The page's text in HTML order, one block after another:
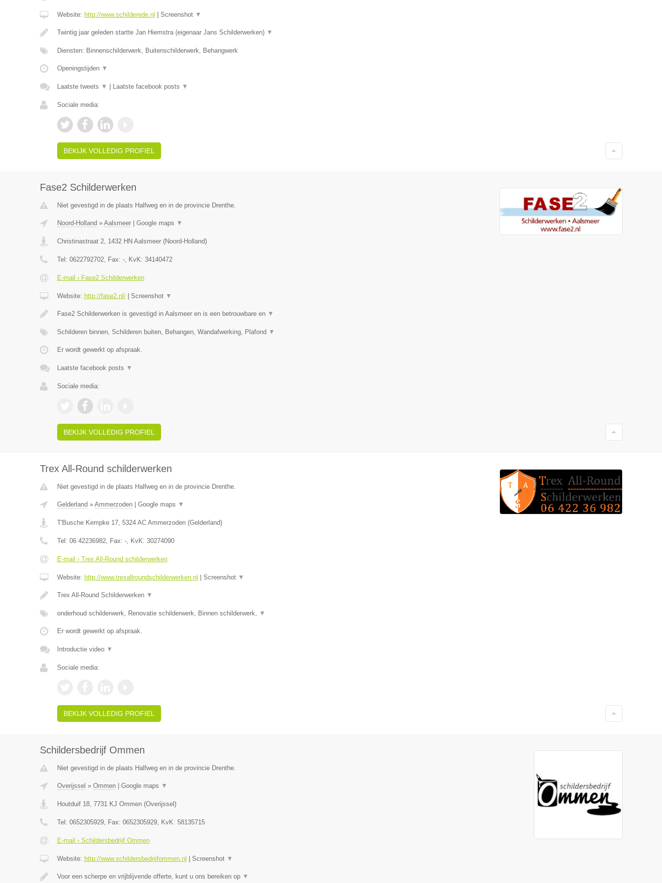
Website: http://www.schilderede.nl Screenshot ▼
Twintig jaar geleden startte Jan Hiemstra (eigenaar Jans Schilderwerken) ▼
Diensten: Binnenschilderwerk, Buitenschilderwerk, Behangwerk
Openingstijden ▼
Laatste tweets ▼ Laatste facebook posts ▼
Sociale media:
BEKIJK VOLLEDIG PROFIEL
Fase2 Schilderwerken
Niet gevestigd in de plaats Halfweg en in de provincie Drenthe.
Noord-Holland » Aalsmeer| Google maps ▼
Christinastraat 2, 1432 HN Aalsmeer(Noord-Holland)
Tel: 0622792702, Fax: -, KvK: 34140472
E-mail › Fase2 Schilderwerken
Website: http://fase2.nl/| Screenshot ▼
Fase2 Schilderwerken is gevestigd in Aalsmeer en is een betrouwbare en ▼
Schilderen binnen, Schilderen buiten, Behangen, Wandafwerking, Plafond ▼
Er wordt gewerkt op afspraak.
Laatste facebook posts ▼
Sociale media:
BEKIJK VOLLEDIG PROFIEL
Trex All-Round schilderwerken
Niet gevestigd in de plaats Halfweg en in de provincie Drenthe.
Gelderland » Ammerzoden| Google maps ▼
T'Busche Kempke 17, 5324 AC Ammerzoden(Gelderland)
Tel: 06 42236982, Fax: -, KvK: 30274090
E-mail › Trex All-Round schilderwerken
Website: http://www.trexallroundschilderwerken.nl Screenshot ▼
Trex All-Round Schilderwerken ▼
onderhoud schilderwerk, Renovatie schilderwerk, Binnen schilderwerk, ▼
Er wordt gewerkt op afspraak.
Introductie video ▼
Sociale media:
BEKIJK VOLLEDIG PROFIEL
Schildersbedrijf Ommen
Niet gevestigd in de plaats Halfweg en in de provincie Drenthe.
Overijssel » Ommen| Google maps ▼
Houtduif 18, 7731 KJ Ommen(Overijssel )
Tel: 0652305929, Fax: 0652305929, KvK: 58135715
E-mail › Schildersbedrijf Ommen
Website: http://www.schildersbedrijfommen.nl Screenshot ▼
Voor een scherpe en vrijblijvende offerte, kunt u ons bereiken op ▼